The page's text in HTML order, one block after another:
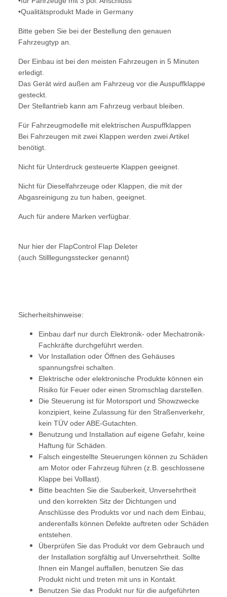
•Qualitätsprodukt Made in Germany
Bitte geben Sie bei der Bestellung den genauen
Fahrzeugtyp an.
Der Einbau ist bei den meisten Fahrzeugen in 5 Minuten
erledigt.
Das Gerät wird außen am Fahrzeug vor die Auspuffklappe
gesteckt.
Der Stellantrieb kann am Fahrzeug verbaut bleiben.
Für Fahrzeugmodelle mit elektrischen Auspuffklappen
Bei Fahrzeugen mit zwei Klappen werden zwei Artikel
benötigt.
Nicht für Unterdruck gesteuerte Klappen geeignet.
Nicht für Dieselfahrzeuge oder Klappen, die mit der
Abgasreinigung zu tun haben, geeignet.
Auch für andere Marken verfügbar.
Nur hier der FlapControl Flap Deleter
(auch Stilllegungsstecker genannt)
Sicherheitshinweise:
Einbau darf nur durch Elektronik- oder Mechatronik-
Fachkräfte durchgeführt werden.
Vor Installation oder Öffnen des Gehäuses
spannungsfrei schalten.
Elektrische oder elektronische Produkte können ein
Risiko für Feuer oder einen Stromschlag darstellen.
Die Steuerung ist für Motorsport und Showzwecke
konzipiert, keine Zulassung für den Straßenverkehr,
kein TÜV oder ABE-Gutachten.
Benutzung und Installation auf eigene Gefahr, keine
Haftung für Schäden.
Falsch eingestellte Steuerungen können zu Schäden
am Motor oder Fahrzeug führen (z.B. geschlossene
Klappe bei Volllast).
Bitte beachten Sie die Sauberkeit, Unversehrtheit
und den korrekten Sitz der Dichtungen und
Anschlüsse des Produkts vor und nach dem Einbau,
anderenfalls können Defekte auftreten oder Schäden
entstehen.
Überprüfen Sie das Produkt vor dem Gebrauch und
der Installation sorgfältig auf Unversehrtheit. Sollte
Ihnen ein Mangel auffallen, benutzen Sie das
Produkt nicht und treten mit uns in Kontakt.
Benutzen Sie das Produkt nur für die aufgeführten